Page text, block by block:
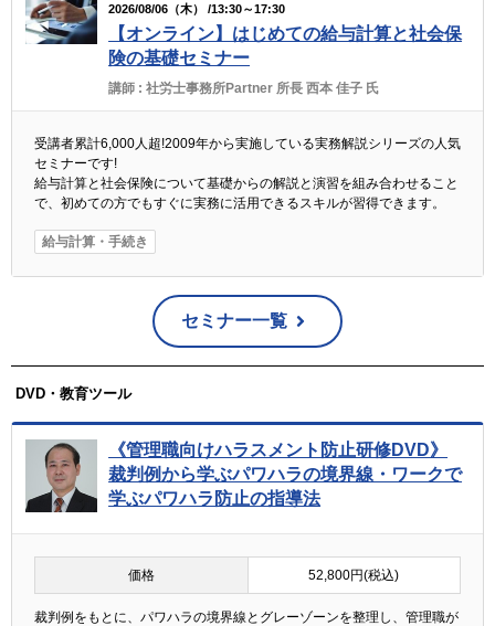
2026/08/06（木） /13:30～17:30
【オンライン】はじめての給与計算と社会保
険の基礎セミナー
講師 :社労士事務所Partner 所長 西本 佳子 氏
受講者累計6,000人超!2009年から実施している実務解説シリーズの人気
セミナーです!
給与計算と社会保険について基礎からの解説と演習を組み合わせること
で、初めての方でもすぐに実務に活用できるスキルが習得できます。
給与計算・手続き
セミナー一覧
DVD・教育ツール
《管理職向けハラスメント防止研修DVD》
裁判例から学ぶパワハラの境界線・ワークで
学ぶパワハラ防止の指導法
価格 52,800円(税込)
裁判例をもとに、パワハラの境界線とグレーゾーンを整理し、管理職が